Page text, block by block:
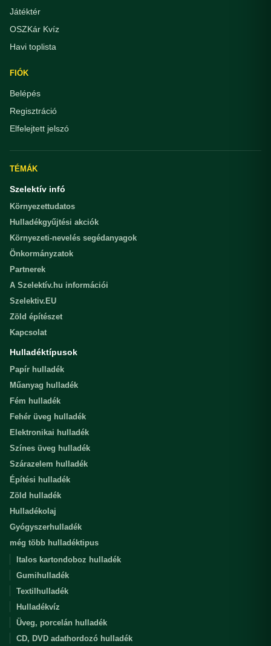
Játéktér
OSZKár Kvíz
Havi toplista
FIÓK
Belépés
Regisztráció
Elfelejtett jelszó
TÉMÁK
Szelektív infó
Környezettudatos
Hulladékgyűjtési akciók
Környezeti-nevelés segédanyagok
Önkormányzatok
Partnerek
A Szelektív.hu információi
Szelektiv.EU
Zöld építészet
Kapcsolat
Hulladéktípusok
Papír hulladék
Műanyag hulladék
Fém hulladék
Fehér üveg hulladék
Elektronikai hulladék
Színes üveg hulladék
Szárazelem hulladék
Építési hulladék
Zöld hulladék
Hulladékolaj
Gyógyszerhulladék
még több hulladéktipus
Italos kartondoboz hulladék
Gumihulladék
Textilhulladék
Hulladékvíz
Üveg, porcelán hulladék
CD, DVD adathordozó hulladék